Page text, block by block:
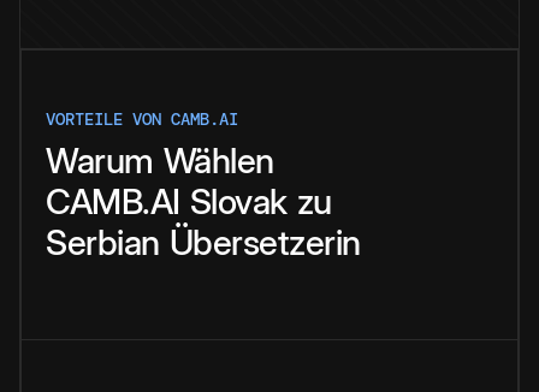
VORTEILE VON CAMB.AI
Warum Wählen
CAMB.AI Slovak zu
Serbian Übersetzerin